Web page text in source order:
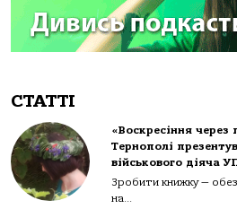
СТАТТІ
«Воскресіння через
Тернополі
військового діяча
Зробити книжку —
на...